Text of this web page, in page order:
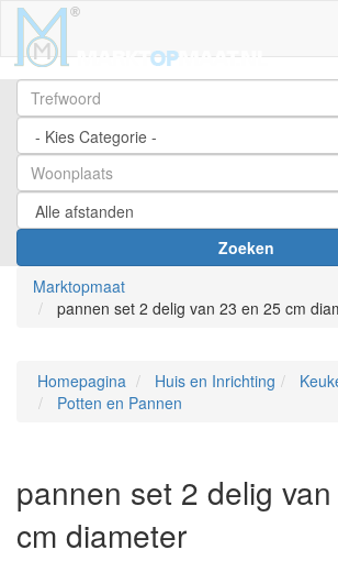
Zoeken
Marktopmaat
pannen set 2 delig van 23 en 25 cm
Homepagina Huis en Inrichting
Potten en Pannen
pannen set 2 delig
cm diameter